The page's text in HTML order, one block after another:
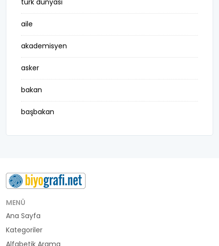
türk dünyası
aile
akademisyen
asker
bakan
başbakan
belediye başkanı
buluş
bürokrat
büyükelçi
cumhurbaşkanı
MENÜ
Ana Sayfa
Kategoriler